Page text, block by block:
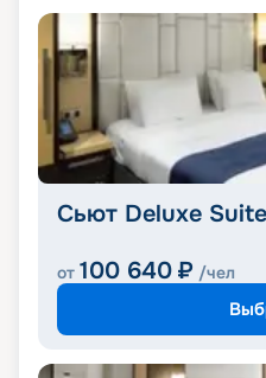
Сьют Deluxe
от 100 640 ₽ /чел